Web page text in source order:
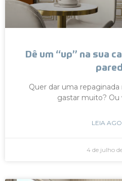
Dê um “up” na sua
Quer dar uma repaginada
gastar muito? Ou
LEIA
4 de julho